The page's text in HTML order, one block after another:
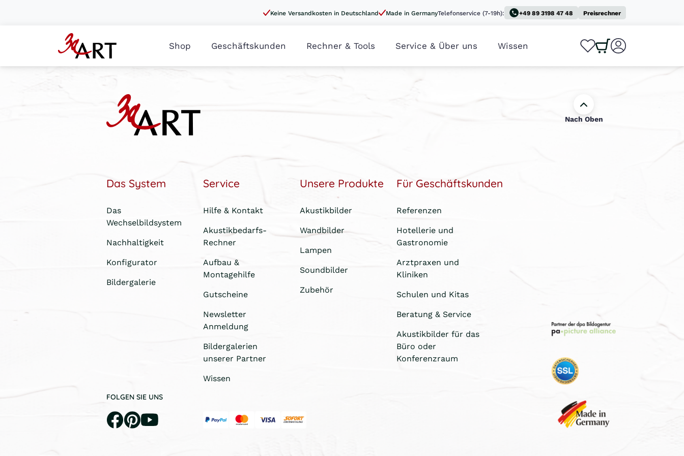
Keine Versandkosten in Deutschland Made in GermanyTelefonservice (7-19h): +49 89 3198 47 48 Preisrechner
Shop Geschäftskunden Rechner & Tools Service & Über uns Wissen 0
Nach Oben
Das System
Das
Wechselbildsystem
Nachhaltigkeit
Konfigurator
Bildergalerie
Service
Hilfe & Kontakt
Akustikbedarfs-
Rechner
Aufbau &
Montagehilfe
Gutscheine
Newsletter
Anmeldung
Bildergalerien
unserer Partner
Wissen
Unsere Produkte
Akustikbilder
Wandbilder
Lampen
Soundbilder
Zubehör
Für Geschäftskunden
Referenzen
Hotellerie und
Gastronomie
Arztpraxen und
Kliniken
Schulen und Kitas
Beratung & Service
Akustikbilder für das
Büro oder
Konferenzraum
FOLGEN SIE UNS